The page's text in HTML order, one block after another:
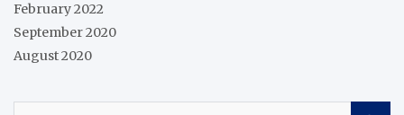
February 2022
September 2020
August 2020